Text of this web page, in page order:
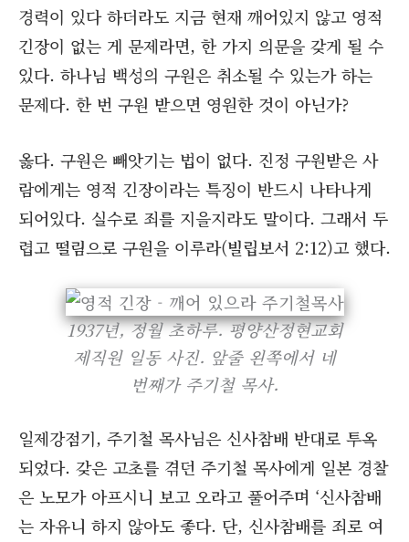
경력이 있다 하더라도 지금 현재 깨어있지 않고 영적
긴장이 없는 게 문제라면, 한 가지 의문을 갖게 될 수
있다. 하나님 백성의 구원은 취소될 수 있는가 하는
문제다. 한 번 구원 받으면 영원한 것이 아닌가?
옳다. 구원은 빼앗기는 법이 없다. 진정 구원받은 사
람에게는 영적 긴장이라는 특징이 반드시 나타나게
되어있다. 실수로 죄를 지을지라도 말이다. 그래서 두
렵고 떨림으로 구원을 이루라(빌립보서 2:12)고 했다.
1937년, 정월 초하루. 평양산정현교회
제직원 일동 사진. 앞줄 왼쪽에서 네
번째가 주기철 목사.
일제강점기, 주기철 목사님은 신사참배 반대로 투옥
되었다. 갖은 고초를 겪던 주기철 목사에게 일본 경찰
은 노모가 아프시니 보고 오라고 풀어주며 ‘신사참배
는 자유니 하지 않아도 좋다. 단, 신사참배를 죄로 여